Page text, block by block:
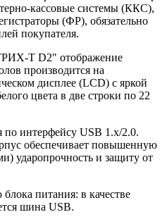
кассовые системы (ККС),
(ФР), обязательно
покупателя.
Т D2" отображение
производится на
дисплее (LCD) с яркой
цвета в две строки по 22
по интерфейсу USB 1.х/2.0.
обеспечивает повышенную
ударопрочность и защиту от
питания: в качестве
шина USB.